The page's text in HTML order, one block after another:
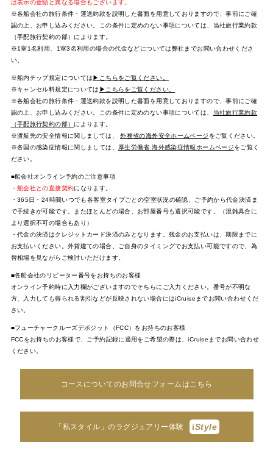
は表示の金額と異なる場合もございます。
※各船会社の旅行条件・運送約款を説明した書面を用意しておりますので、事前にご確
認の上、お申し込みください。この条件に定めのない事項については、当社旅行業約款
（手配旅行契約の部）によります。
※1室1名利用、1室3名利用の場合の代金などについては弊社までお問い合わせくださ
い。
※船内チップ規定については ▶こちらをご覧ください。
※キャンセル料規定については ▶こちらをご覧ください。
※各船会社の旅行条件・運送約款を説明した書面を用意しておりますので、事前にご確
認の上、お申し込みください。この条件に定めのない事項については、
当社旅行業約款
（手配旅行契約の部） によります。
※渡航先の安全情報に関しましては、外務省の海外安全ホームページ をご覧ください。
※各国の感染症情報に関しましては、
厚生労働省 海外感染症情報ホームページをご覧く
ださい。
■船会社オンライン予約のご注意事項
・ 船会社との直接契約になります。
・365日・24時間いつでも各客室タイプごとの空室状況の確認、ご予約から代金決済ま
で手続きが可能です。またほとんどの場合、お部屋番号も選択可能です。（混雑具合に
より選択不可の場合もあり）
・代金の決済はクレジットカード決済のみとなります。残金のお支払いは、期限までに
お支払いください。外貨建ての場合、ご自身のタイミングでお支払い可能ですので、為
替相場を見ながらご検討いただけます。
■各船会社のリピーター番号をお持ちのお客様
オンライン予約時に入力欄がございますのでそちらにご入力ください。番号が不明な
方、入力しても得られる割引などが反映されない場合にはiCruiseまでお問い合わせくだ
さい。
■フューチャークルーズデポジット（FCC）をお持ちのお客様
FCCをお持ちのお客様で、ご予約記録に適用をご希望の際は、iCruiseまでお問い合わせ
ください。
コースについてのお問合せフォームはこちら
「私スタイル」のラグジュアリー体験 iStyle